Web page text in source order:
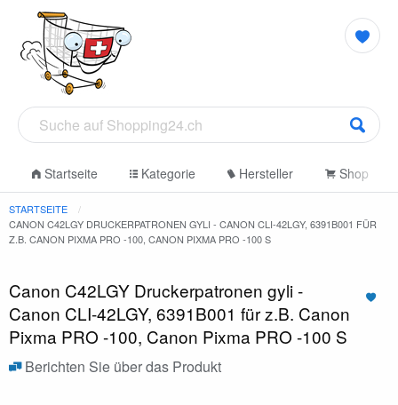
Startseite Kategorie Hersteller Shop
STARTSEITE
CANON C42LGY DRUCKERPATRONEN GYLI - CANON CLI-42LGY, 6391B001 FÜR
Z.B. CANON PIXMA PRO -100, CANON PIXMA PRO -100 S
Canon C42LGY Druckerpatronen gyli -
Canon CLI-42LGY, 6391B001 für z.B. Canon
Pixma PRO -100, Canon Pixma PRO -100 S
Berichten Sie über das Produkt